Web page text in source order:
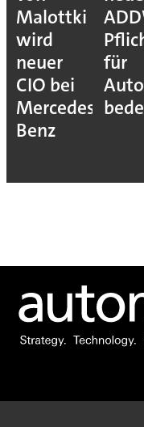
Malottki
wird
neuer
CIO bei
Mercedes-
Benz
für